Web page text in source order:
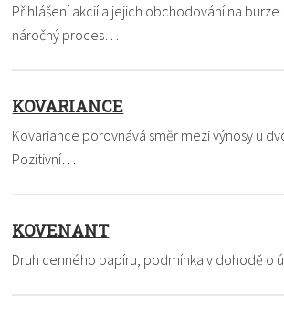
Přihlášení akcií a jejich obchodování na
náročný proces…
KOVARIANCE
Kovariance porovnává směr mezi výnosy u
Pozitivní…
KOVENANT
Druh cenného papíru, podmínka v dohodě o